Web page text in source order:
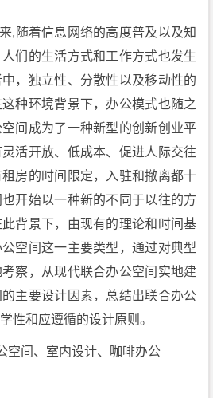
,随着信息网络的高度普及以及知
们的生活方式和工作方式也发生
，独立性、分散性以及移动性的
种环境背景下，办公模式也随之
间成为了一种新型的创新创业平
活开放、低成本、促进人际交往
房的时间限定，入驻和撤离都十
开始以一种新的不同于以往的方
背景下，由现有的理论和时间基
空间这一主要类型，通过对典型
察，从现代联合办公空间实地建
主要设计因素，总结出联合办公
性和应遵循的设计原则。
空间、室内设计、咖啡办公